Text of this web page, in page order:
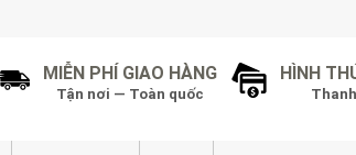
MIỄN PHÍ GIAO HÀNG
Tận nơi — Toàn quốc
HÌNH